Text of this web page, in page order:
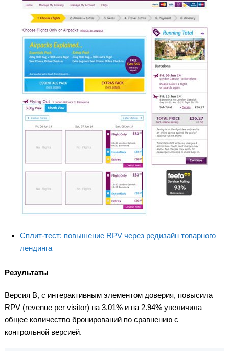
Сплит-тест: повышение RPV через редизайн товарного
лендинга
Результаты
Версия В, с интерактивным элементом доверия, повысила
RPV (revenue per visitor) на 3.01% и на 2.94% увеличила
общее количество бронирований по сравнению с
контрольной версией.